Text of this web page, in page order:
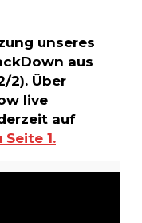
unseres
aus
2). Über
live
auf
Seite 1.